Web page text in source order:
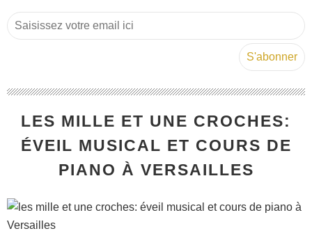
LES MILLE ET UNE CROCHES:
ÉVEIL MUSICAL ET COURS DE
PIANO À VERSAILLES